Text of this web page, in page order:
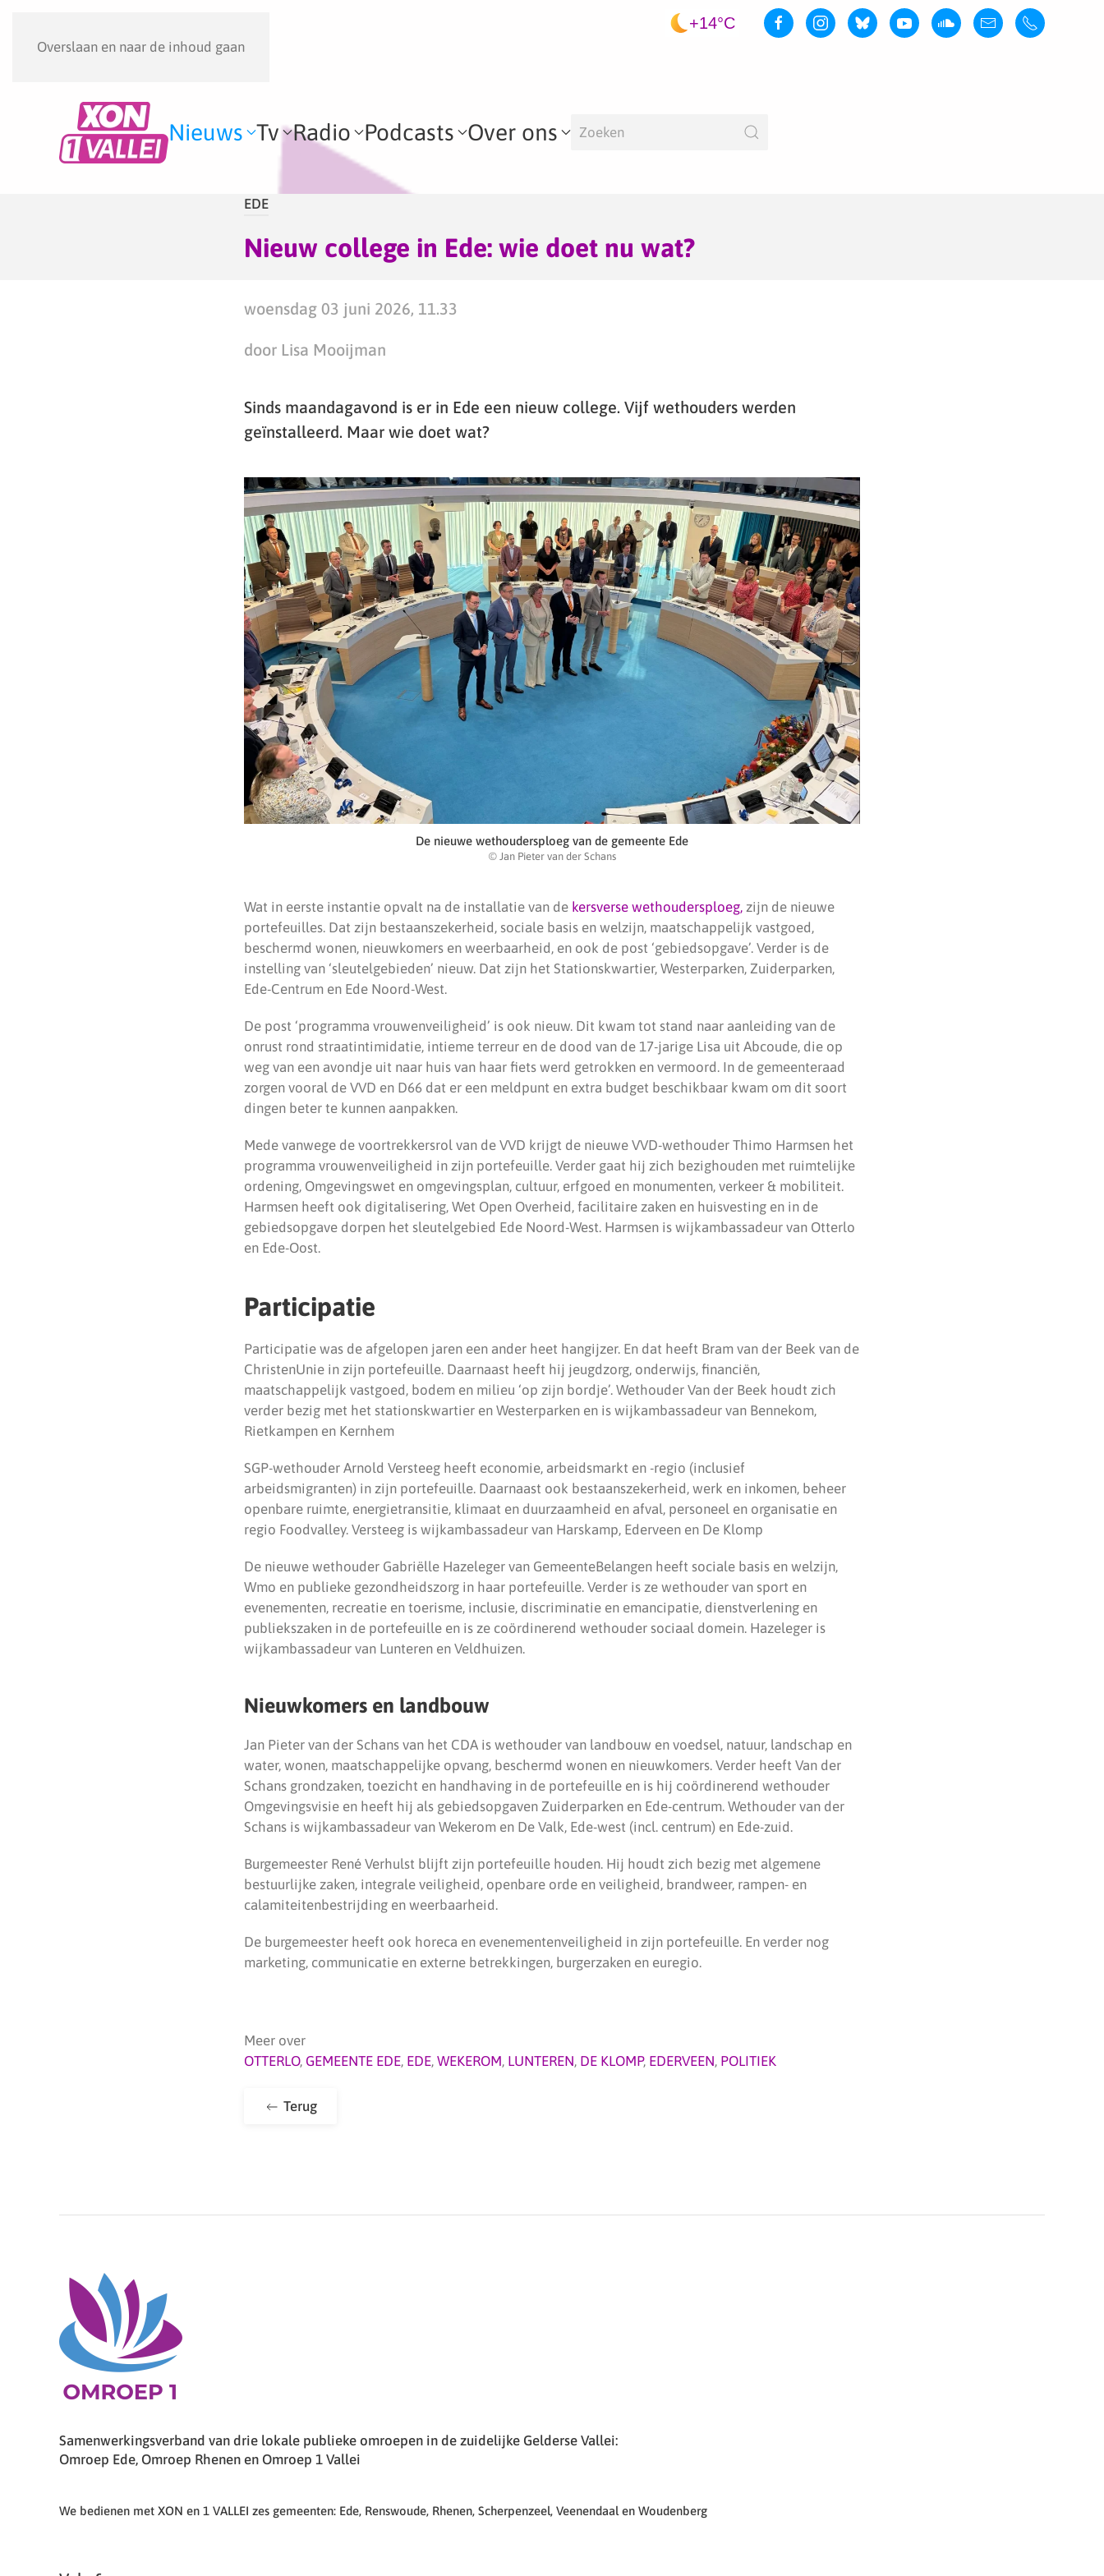
Overslaan en naar de inhoud gaan
+14°C
Nieuws Tv Radio Podcasts Over ons
EDE
Nieuw college in Ede: wie doet nu wat?
woensdag 03 juni 2026, 11.33
door Lisa Mooijman
Sinds maandagavond is er in Ede een nieuw college. Vijf wethouders werden
geïnstalleerd. Maar wie doet wat?
De nieuwe wethoudersploeg van de gemeente Ede
© Jan Pieter van der Schans
Wat in eerste instantie opvalt na de installatie van de kersverse wethoudersploeg, zijn de nieuwe
portefeuilles. Dat zijn bestaanszekerheid, sociale basis en welzijn, maatschappelijk vastgoed,
beschermd wonen, nieuwkomers en weerbaarheid, en ook de post ‘gebiedsopgave’. Verder is de
instelling van ‘sleutelgebieden’ nieuw. Dat zijn het Stationskwartier, Westerparken, Zuiderparken,
Ede-Centrum en Ede Noord-West.
De post ‘programma vrouwenveiligheid’ is ook nieuw. Dit kwam tot stand naar aanleiding van de
onrust rond straatintimidatie, intieme terreur en de dood van de 17-jarige Lisa uit Abcoude, die op
weg van een avondje uit naar huis van haar fiets werd getrokken en vermoord. In de gemeenteraad
zorgen vooral de VVD en D66 dat er een meldpunt en extra budget beschikbaar kwam om dit soort
dingen beter te kunnen aanpakken.
Mede vanwege de voortrekkersrol van de VVD krijgt de nieuwe VVD-wethouder Thimo Harmsen het
programma vrouwenveiligheid in zijn portefeuille. Verder gaat hij zich bezighouden met ruimtelijke
ordening, Omgevingswet en omgevingsplan, cultuur, erfgoed en monumenten, verkeer & mobiliteit.
Harmsen heeft ook digitalisering, Wet Open Overheid, facilitaire zaken en huisvesting en in de
gebiedsopgave dorpen het sleutelgebied Ede Noord-West. Harmsen is wijkambassadeur van Otterlo
en Ede-Oost.
Participatie
Participatie was de afgelopen jaren een ander heet hangijzer. En dat heeft Bram van der Beek van de
ChristenUnie in zijn portefeuille. Daarnaast heeft hij jeugdzorg, onderwijs, financiën,
maatschappelijk vastgoed, bodem en milieu ‘op zijn bordje’. Wethouder Van der Beek houdt zich
verder bezig met het stationskwartier en Westerparken en is wijkambassadeur van Bennekom,
Rietkampen en Kernhem
SGP-wethouder Arnold Versteeg heeft economie, arbeidsmarkt en -regio (inclusief
arbeidsmigranten) in zijn portefeuille. Daarnaast ook bestaanszekerheid, werk en inkomen, beheer
openbare ruimte, energietransitie, klimaat en duurzaamheid en afval, personeel en organisatie en
regio Foodvalley. Versteeg is wijkambassadeur van Harskamp, Ederveen en De Klomp
De nieuwe wethouder Gabriëlle Hazeleger van GemeenteBelangen heeft sociale basis en welzijn,
Wmo en publieke gezondheidszorg in haar portefeuille. Verder is ze wethouder van sport en
evenementen, recreatie en toerisme, inclusie, discriminatie en emancipatie, dienstverlening en
publiekszaken in de portefeuille en is ze coördinerend wethouder sociaal domein. Hazeleger is
wijkambassadeur van Lunteren en Veldhuizen.
Nieuwkomers en landbouw
Jan Pieter van der Schans van het CDA is wethouder van landbouw en voedsel, natuur, landschap en
water, wonen, maatschappelijke opvang, beschermd wonen en nieuwkomers. Verder heeft Van der
Schans grondzaken, toezicht en handhaving in de portefeuille en is hij coördinerend wethouder
Omgevingsvisie en heeft hij als gebiedsopgaven Zuiderparken en Ede-centrum. Wethouder van der
Schans is wijkambassadeur van Wekerom en De Valk, Ede-west (incl. centrum) en Ede-zuid.
Burgemeester René Verhulst blijft zijn portefeuille houden. Hij houdt zich bezig met algemene
bestuurlijke zaken, integrale veiligheid, openbare orde en veiligheid, brandweer, rampen- en
calamiteitenbestrijding en weerbaarheid.
De burgemeester heeft ook horeca en evenementenveiligheid in zijn portefeuille. En verder nog
marketing, communicatie en externe betrekkingen, burgerzaken en euregio.
Meer over
OTTERLO, GEMEENTE EDE, EDE, WEKEROM, LUNTEREN, DE KLOMP, EDERVEEN, POLITIEK
Terug
Samenwerkingsverband van drie lokale publieke omroepen in de zuidelijke Gelderse Vallei:
Omroep Ede, Omroep Rhenen en Omroep 1 Vallei
We bedienen met XON en 1 VALLEI zes gemeenten: Ede, Renswoude, Rhenen, Scherpenzeel, Veenendaal en Woudenberg